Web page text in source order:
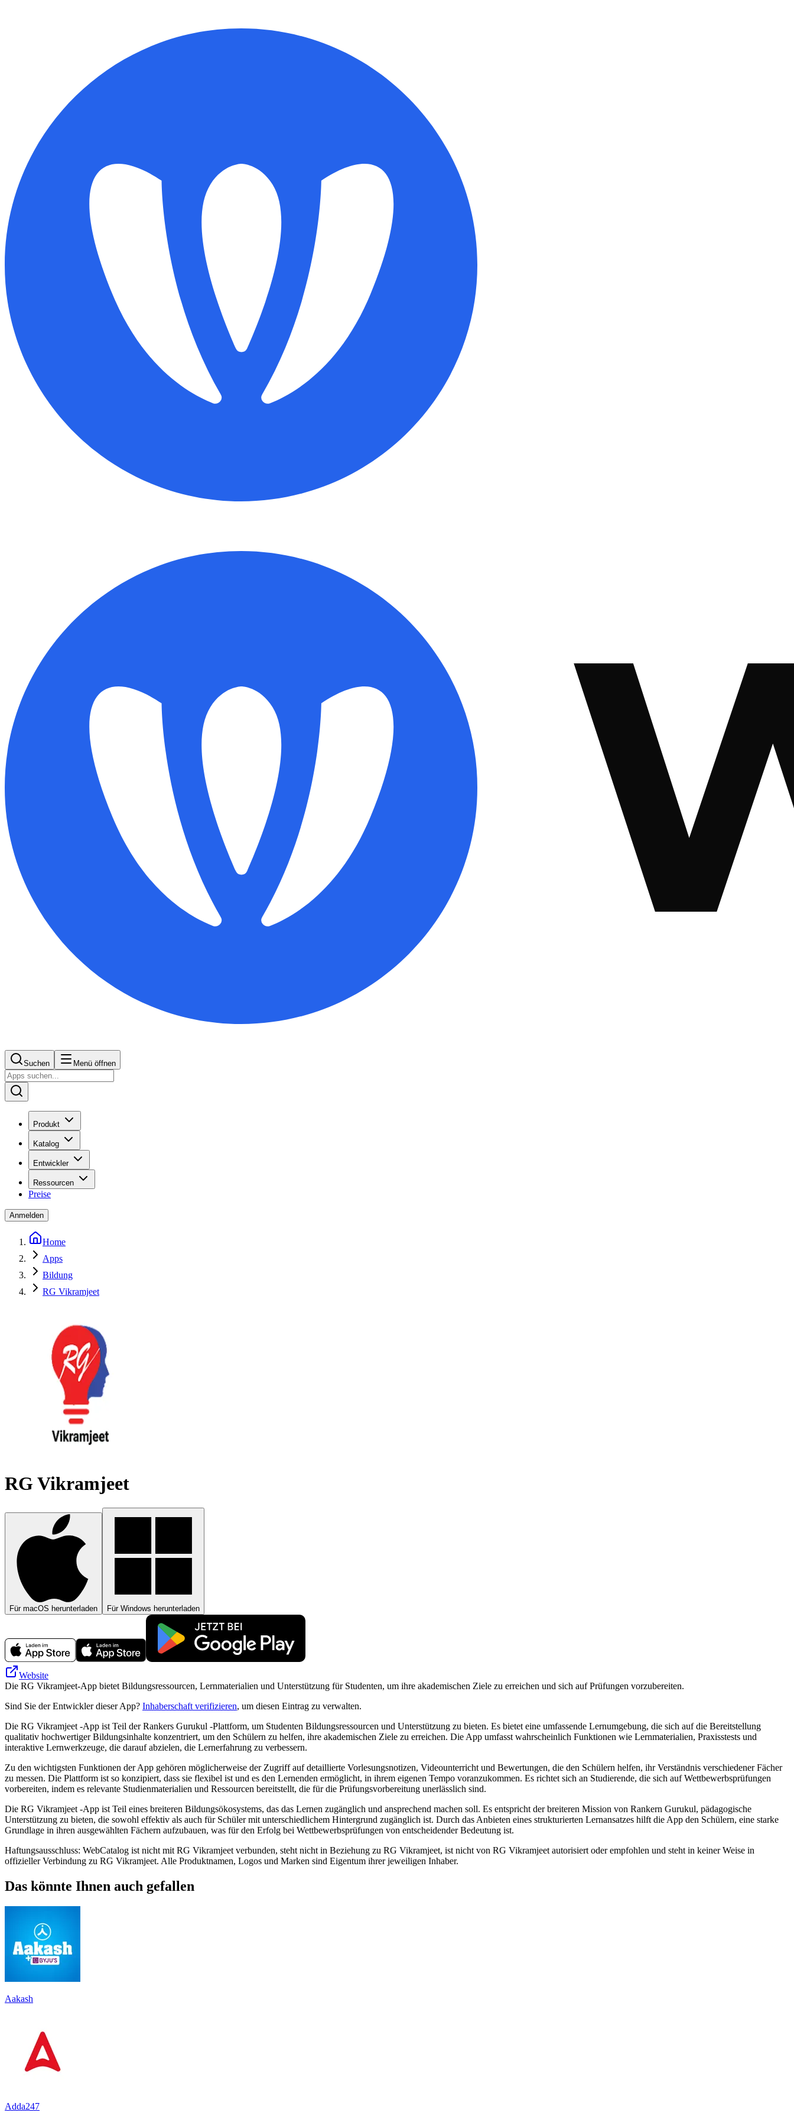
Suchen Menü öffnen
Produkt
Katalog
Entwickler
Ressourcen
Preise
Anmelden
Home
Apps
Bildung
RG Vikramjeet
RG Vikramjeet
Für macOS herunterladen Für Windows herunterladen
Website
Die RG Vikramjeet-App bietet Bildungsressourcen, Lernmaterialien und Unterstützung für Studenten, um ihre akademischen Ziele zu erreichen und sich auf Prüfungen vorzubereiten.
Sind Sie der Entwickler dieser App? Inhaberschaft verifizieren, um diesen Eintrag zu verwalten.
Die RG Vikramjeet -App ist Teil der Rankers Gurukul -Plattform, um Studenten Bildungsressourcen und Unterstützung zu bieten. Es bietet eine umfassende Lernumgebung, die sich auf die Bereitstellung
qualitativ hochwertiger Bildungsinhalte konzentriert, um den Schülern zu helfen, ihre akademischen Ziele zu erreichen. Die App umfasst wahrscheinlich Funktionen wie Lernmaterialien, Praxisstests und
interaktive Lernwerkzeuge, die darauf abzielen, die Lernerfahrung zu verbessern.
Zu den wichtigsten Funktionen der App gehören möglicherweise der Zugriff auf detaillierte Vorlesungsnotizen, Videounterricht und Bewertungen, die den Schülern helfen, ihr Verständnis verschiedener Fächer
zu messen. Die Plattform ist so konzipiert, dass sie flexibel ist und es den Lernenden ermöglicht, in ihrem eigenen Tempo voranzukommen. Es richtet sich an Studierende, die sich auf Wettbewerbsprüfungen
vorbereiten, indem es relevante Studienmaterialien und Ressourcen bereitstellt, die für die Prüfungsvorbereitung unerlässlich sind.
Die RG Vikramjeet -App ist Teil eines breiteren Bildungsökosystems, das das Lernen zugänglich und ansprechend machen soll. Es entspricht der breiteren Mission von Rankern Gurukul, pädagogische
Unterstützung zu bieten, die sowohl effektiv als auch für Schüler mit unterschiedlichem Hintergrund zugänglich ist. Durch das Anbieten eines strukturierten Lernansatzes hilft die App den Schülern, eine starke
Grundlage in ihren ausgewählten Fächern aufzubauen, was für den Erfolg bei Wettbewerbsprüfungen von entscheidender Bedeutung ist.
Haftungsausschluss: WebCatalog ist nicht mit RG Vikramjeet verbunden, steht nicht in Beziehung zu RG Vikramjeet, ist nicht von RG Vikramjeet autorisiert oder empfohlen und steht in keiner Weise in
offizieller Verbindung zu RG Vikramjeet. Alle Produktnamen, Logos und Marken sind Eigentum ihrer jeweiligen Inhaber.
Das könnte Ihnen auch gefallen
Aakash
Adda247